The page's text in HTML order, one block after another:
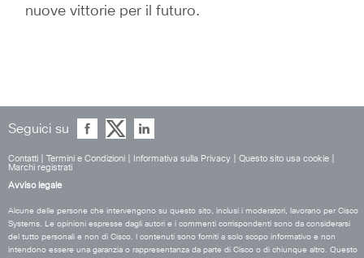
nuove vittorie per il futuro.
Seguici su
Contatti Termini e Condizioni Informativa sulla Privacy Questo sito usa cookie
Marchi registrati
Avviso legale
Alcune delle persone che intervengono su questo sito, inclusi i moderatori, lavorano per Cisco
Systems. Le opinioni espresse dagli autori e i commenti corrispondenti sono da considerarsi
del tutto personali e non di Cisco. I contenuti sono forniti a solo scopo informativo e non
intendono essere una garanzia o rappresentanza da parte di Cisco o di chiunque altro. Questo